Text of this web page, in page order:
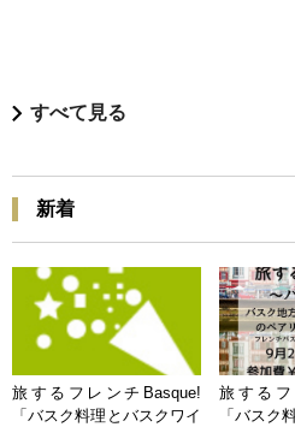
すべて見る
新着
旅するフレンチBasque!
「バスク料理とバスクワイ
旅するフ
「バスク